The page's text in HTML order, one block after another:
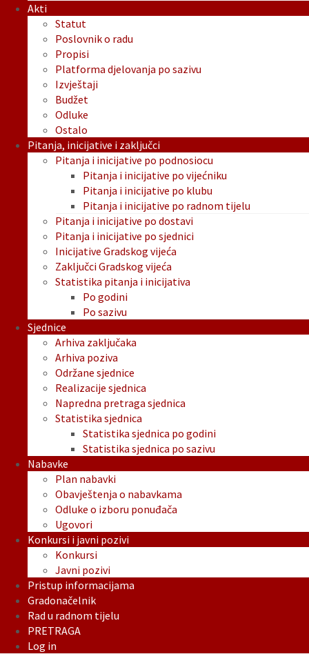
Akti
Statut
Poslovnik o radu
Propisi
Platforma djelovanja po sazivu
Izvještaji
Budžet
Odluke
Ostalo
Pitanja, inicijative i zaključci
Pitanja i inicijative po podnosiocu
Pitanja i inicijative po vijećniku
Pitanja i inicijative po klubu
Pitanja i inicijative po radnom tijelu
Pitanja i inicijative po dostavi
Pitanja i inicijative po sjednici
Inicijative Gradskog vijeća
Zaključci Gradskog vijeća
Statistika pitanja i inicijativa
Po godini
Po sazivu
Sjednice
Arhiva zaključaka
Arhiva poziva
Održane sjednice
Realizacije sjednica
Napredna pretraga sjednica
Statistika sjednica
Statistika sjednica po godini
Statistika sjednica po sazivu
Nabavke
Plan nabavki
Obavještenja o nabavkama
Odluke o izboru ponuđača
Ugovori
Konkursi i javni pozivi
Konkursi
Javni pozivi
Pristup informacijama
Gradonačelnik
Rad u radnom tijelu
PRETRAGA
Log in